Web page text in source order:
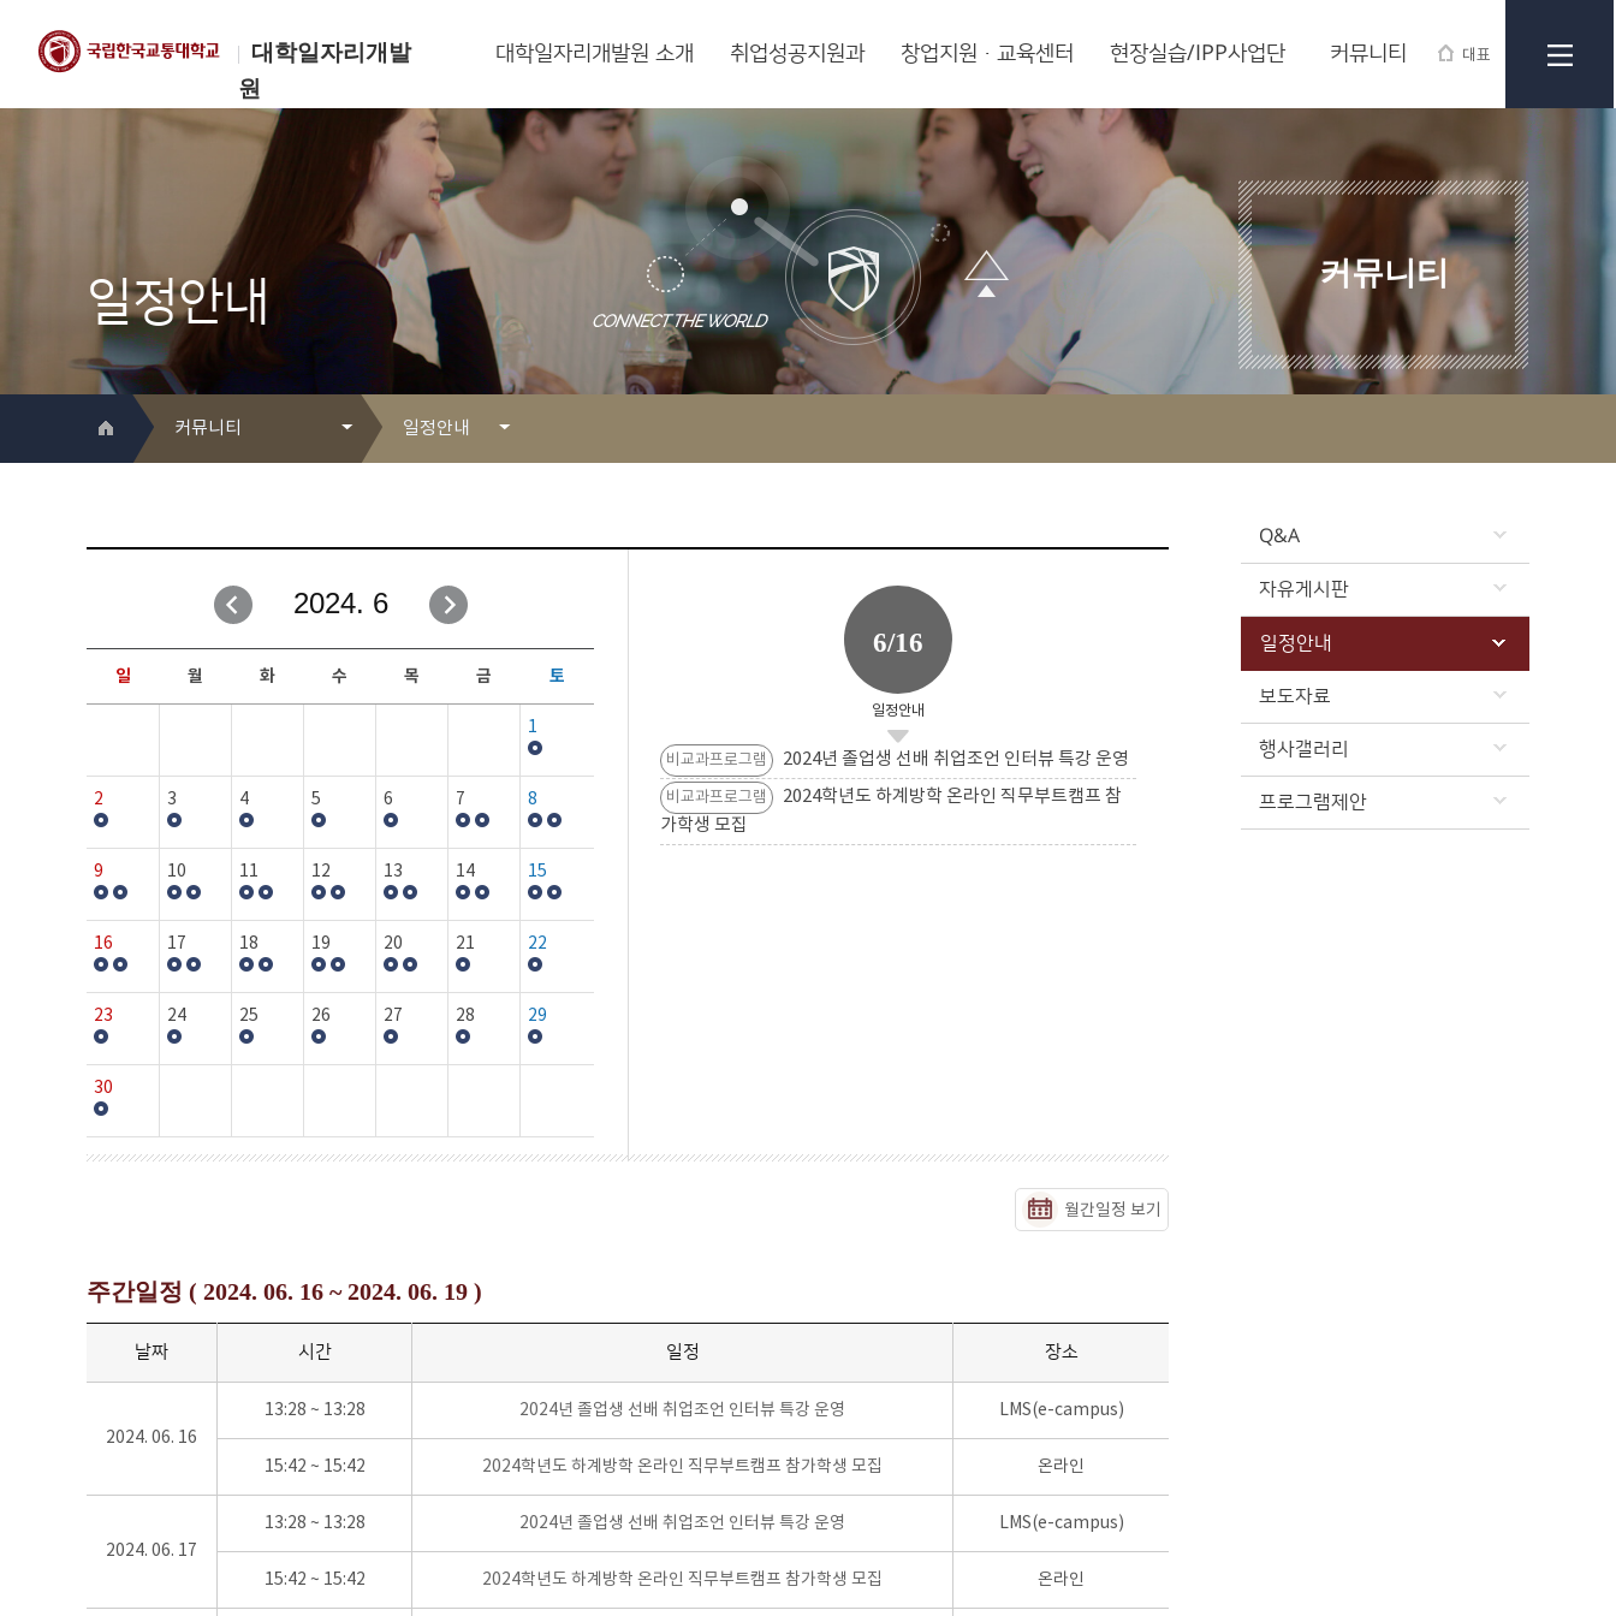
대학일자리개발
원
대표
한국교통대학교
대학일자리개발원
대학일자리개발원 소개 취업성공지원과 창업지원·교육센터 현장실습/IPP사업단 커뮤니티
일정안내
커뮤니티
커뮤니티
취업성공지원과
창업지원·교육센터
현장실습/IPP사업단
커뮤니티
일정안내
자유게시판
일정안내
보도자료
행사갤러리
Q&A
자유게시판
일정안내
보도자료
행사갤러리
프로그램제안
2024. 6
일 월 화 수 목 금 토
1
2 3 4 5 6 7 8
9 10 11 12 13 14 15
16 17 18 19 20 21 22
23 24 25 26 27 28 29
30
6/16
일정안내
비교과프로그램 2024년 졸업생 선배 취업조언 인터뷰 특강 운영
비교과프로그램
2024학년도 하계방학 온라인 직무부트캠프 참
가학생 모집
월간일정 보기
주간일정 ( 2024. 06. 16 ~ 2024. 06. 19 )
날짜 시간 일정 장소
2024. 06. 16
13:28 ~ 13:28 2024년 졸업생 선배 취업조언 인터뷰 특강 운영 LMS(e-campus)
15:42 ~ 15:42 2024학년도 하계방학 온라인 직무부트캠프 참가학생 모집 온라인
2024. 06. 17
13:28 ~ 13:28 2024년 졸업생 선배 취업조언 인터뷰 특강 운영 LMS(e-campus)
15:42 ~ 15:42 2024학년도 하계방학 온라인 직무부트캠프 참가학생 모집 온라인